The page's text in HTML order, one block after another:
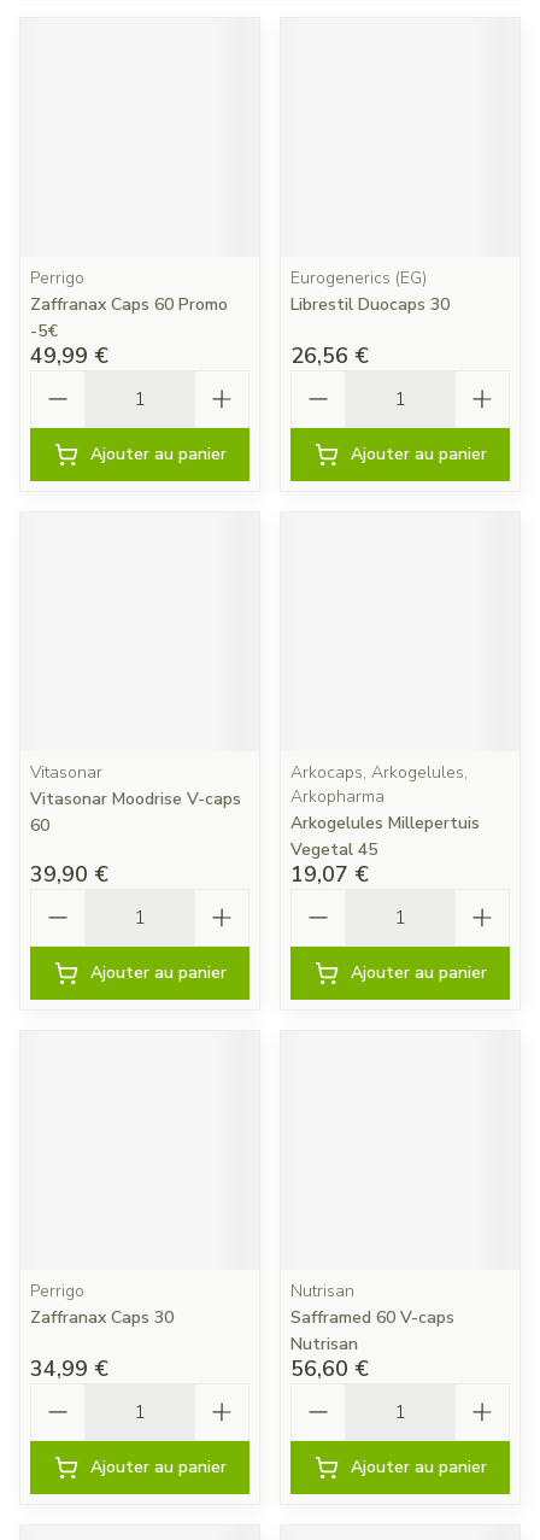
Perrigo
Zaffranax Caps 60 Promo
-5€
49,99 €
Ajouter au panier
Eurogenerics (EG)
Librestil Duocaps 30
26,56 €
Ajouter au panier
Vitasonar
Vitasonar Moodrise V-caps
60
39,90 €
Ajouter au panier
Arkocaps, Arkogelules,
Arkopharma
Arkogelules Millepertuis
Vegetal 45
19,07 €
Ajouter au panier
Perrigo
Zaffranax Caps 30
34,99 €
Ajouter au panier
Nutrisan
Safframed 60 V-caps
Nutrisan
56,60 €
Ajouter au panier